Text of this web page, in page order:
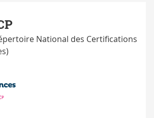
National des Certifications